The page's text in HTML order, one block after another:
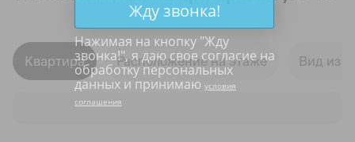
Квартира Расположение на этаже Вид из
Жду звонка!
Нажимая на кнопку "Жду
звонка!", я даю свое согласие на
обработку персональных
данных и принимаю условия
соглашения